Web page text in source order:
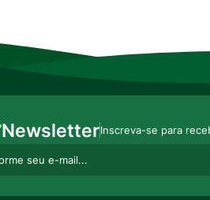
NewsletterInscreva-se para